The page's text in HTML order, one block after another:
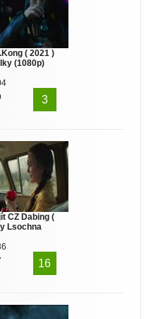
( 2021 )
(1080p)
3
CZ Dabing (
Lsochna
16